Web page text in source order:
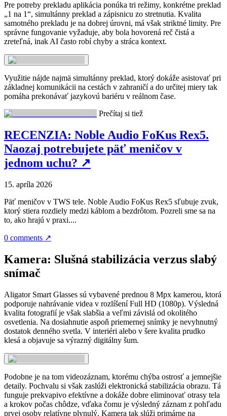
Pre potreby prekladu aplikácia ponúka tri režimy, konkrétne preklad
„1 na 1“, simultánny preklad a zápisnicu zo stretnutia. Kvalita
samotného prekladu je na dobrej úrovni, má však striktné limity. Pre
správne fungovanie vyžaduje, aby bola hovorená reč čistá a
zreteľná, inak AI často robí chyby a stráca kontext.
Využitie nájde najmä simultánny preklad, ktorý dokáže asistovať pri
základnej komunikácii na cestách v zahraničí a do určitej miery tak
pomáha prekonávať jazykovú bariéru v reálnom čase.
Prečítaj si tiež
RECENZIA: Noble Audio FoKus Rex5.
Naozaj potrebujete päť meničov v
jednom uchu? ↗
15. apríla 2026
Päť meničov v TWS tele. Noble Audio FoKus Rex5 sľubuje zvuk,
ktorý stiera rozdiely medzi káblom a bezdrôtom. Pozreli sme sa na
to, ako hrajú v praxi....
0 comments ↗
Kamera: Slušná stabilizácia verzus slabý
snímač
Aligator Smart Glasses sú vybavené prednou 8 Mpx kamerou, ktorá
podporuje nahrávanie videa v rozlíšení Full HD (1080p). Výsledná
kvalita fotografií je však slabšia a veľmi závislá od okolitého
osvetlenia. Na dosiahnutie aspoň priemernej snímky je nevyhnutný
dostatok denného svetla. V interiéri alebo v šere kvalita prudko
klesá a objavuje sa výrazný digitálny šum.
Podobne je na tom videozáznam, ktorému chýba ostrosť a jemnejšie
detaily. Pochvalu si však zaslúži elektronická stabilizácia obrazu. Tá
funguje prekvapivo efektívne a dokáže dobre eliminovať otrasy tela
a krokov počas chôdze, vďaka čomu je výsledný záznam z pohľadu
prvej osoby relatívne plynulý. Kamera tak slúži primárne na